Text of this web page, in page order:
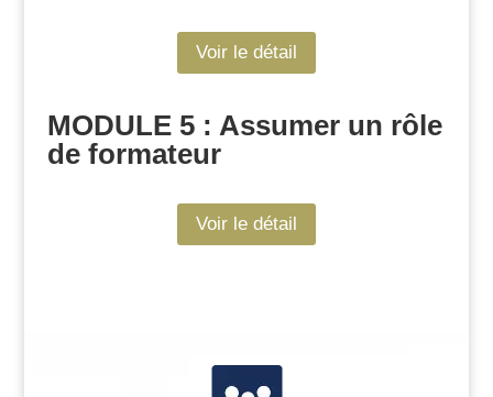
Voir le détail
MODULE 5 : Assumer un rôle
de formateur
Voir le détail